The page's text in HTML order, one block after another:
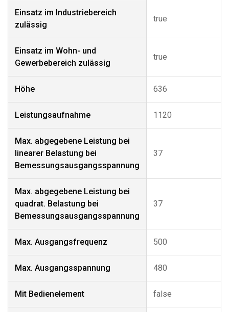
Einsatz im Industriebereich
zulässig
true
Einsatz im Wohn- und
Gewerbebereich zulässig
true
Höhe 636
Leistungsaufnahme 1120
Max. abgegebene Leistung bei
linearer Belastung bei
Bemessungsausgangsspannung
37
Max. abgegebene Leistung bei
quadrat. Belastung bei
Bemessungsausgangsspannung
37
Max. Ausgangsfrequenz 500
Max. Ausgangsspannung 480
Mit Bedienelement false